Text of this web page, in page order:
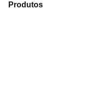
Produtos